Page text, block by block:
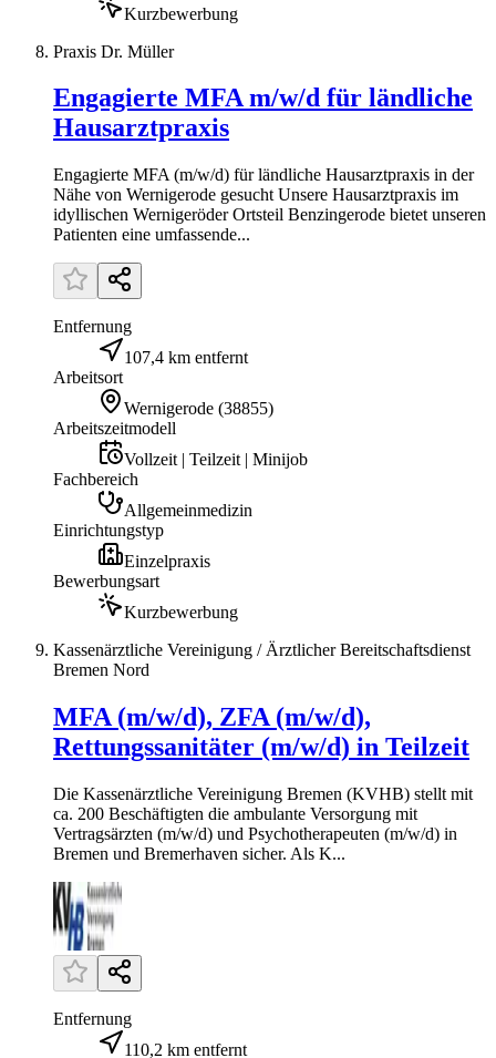
Kurzbewerbung
Praxis Dr. Müller
Engagierte MFA m/w/d für ländliche
Hausarztpraxis
Engagierte MFA (m/w/d) für ländliche Hausarztpraxis in der
Nähe von Wernigerode gesucht Unsere Hausarztpraxis im
idyllischen Wernigeröder Ortsteil Benzingerode bietet unseren
Patienten eine umfassende...
Entfernung
107,4 km entfernt
Arbeitsort
Wernigerode (38855)
Arbeitszeitmodell
Vollzeit | Teilzeit | Minijob
Fachbereich
Allgemeinmedizin
Einrichtungstyp
Einzelpraxis
Bewerbungsart
Kurzbewerbung
Kassenärztliche Vereinigung / Ärztlicher Bereitschaftsdienst
Bremen Nord
MFA (m/w/d), ZFA (m/w/d),
Rettungssanitäter (m/w/d) in Teilzeit
Die Kassenärztliche Vereinigung Bremen (KVHB) stellt mit
ca. 200 Beschäftigten die ambulante Versorgung mit
Vertragsärzten (m/w/d) und Psychotherapeuten (m/w/d) in
Bremen und Bremerhaven sicher. Als K...
Entfernung
110,2 km entfernt